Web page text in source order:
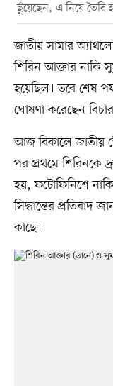
ছুঁয়েছেন, এ নিয়ে তৈরি
জাতীয় সামার
শিরিন আক্তার নাকি
হয়েছিল। তবে শেষ
ঘোষণা করেছেন
আজ বিকালে জাতীয়
পর প্রথমে শিরিনকে
হয়, ফটোফিনিশে
সিদ্ধান্তের
কাছে।